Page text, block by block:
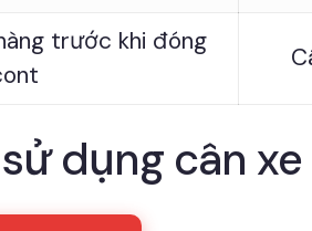
trước khi đóng
dụng cân